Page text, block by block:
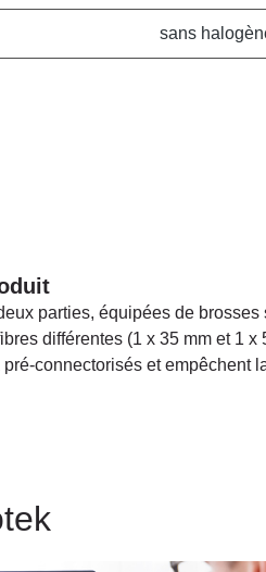
sans
parties, équipées de
différentes (1 x 35 mm et 1 x
connectorisés et empêchent